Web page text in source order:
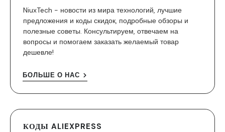
NiuxTech - новости из мира технологий, лучшие
предложения и коды скидок, подробные обзоры и
полезные советы. Консультируем, отвечаем на
вопросы и помогаем заказать желаемый товар
дешевле!
БОЛЬШЕ О НАС
КОДЫ ALIEXPRESS